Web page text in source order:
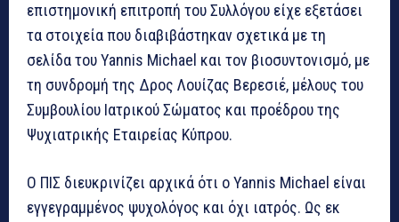
επιστημονική επιτροπή του Συλλόγου είχε εξετάσει
τα στοιχεία που διαβιβάστηκαν σχετικά με τη
σελίδα του Yannis Michael και τον βιοσυντονισμό, με
τη συνδρομή της Δρος Λουίζας Βερεσιέ, μέλους του
Συμβουλίου Ιατρικού Σώματος και προέδρου της
Ψυχιατρικής Εταιρείας Κύπρου.
Ο ΠΙΣ διευκρινίζει αρχικά ότι ο Yannis Michael είναι
εγγεγραμμένος ψυχολόγος και όχι ιατρός. Ως εκ